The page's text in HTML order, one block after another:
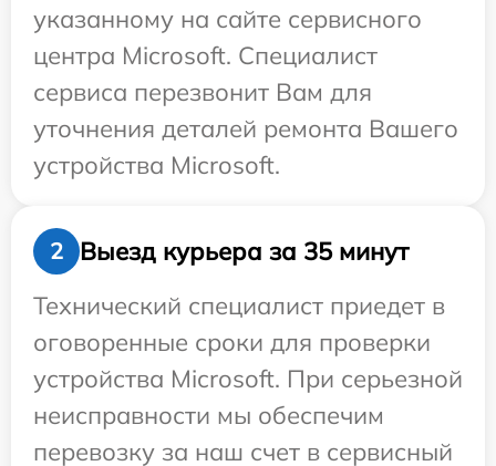
указанному на сайте сервисного
центра Microsoft. Специалист
сервиса перезвонит Вам для
уточнения деталей ремонта Вашего
устройства Microsoft.
2
Выезд курьера за 35 минут
Технический специалист приедет в
оговоренные сроки для проверки
устройства Microsoft. При серьезной
неисправности мы обеспечим
перевозку за наш счет в сервисный